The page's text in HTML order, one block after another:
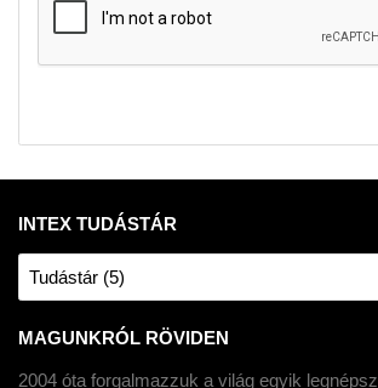
INTEX TUDÁSTÁR
Tudástár (5)
MAGUNKRÓL RÖVIDEN
2004 óta forgalmazzuk a világ egyik